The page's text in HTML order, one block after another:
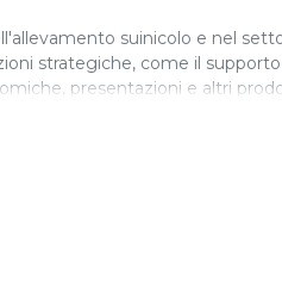
suinicolo e nel
strategiche, come il
presentazioni e altri
alto valore aggiunto, focalizzati
degli autori esperti in